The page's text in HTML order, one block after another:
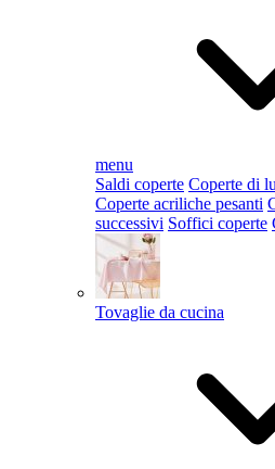
menu
Saldi coperte Coperte di
Coperte acriliche pesanti
successivi Soffici coperte
Tovaglie da cucina